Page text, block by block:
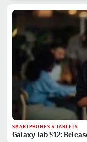
SMARTPHONES & TABLETS
Galaxy Tab S12: